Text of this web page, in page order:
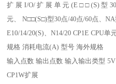
扩展I/O/扩展单元(E□□(S)型
元、 N□□(S□)型30点/40点/60点、
E10/14/20(S)、N14/20 CP1E CPU单
规格 消耗电流(A) 型号 海外规格
输入点数 输出点数 输入输出类型
CP1W扩展